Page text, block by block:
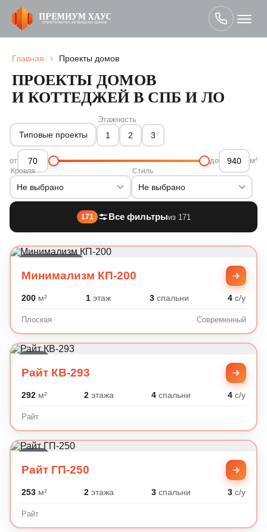
Главная › Проекты домов
ПРОЕКТЫ ДОМОВ
И КОТТЕДЖЕЙ В СПБ И ЛО
Типовые проекты
Этажность
1 2 3
от до м²
Кровля
Не выбрано
Стиль
Не выбрано
171 Все фильтрыиз 171
Минимализм КП-200
200м² 1этаж 3 спальни 4 с/у
Плоская Современный
Райт КВ-293
292м² 2 этажа 4спальни 4 с/у
Райт
Райт ГП-250
253м² 2 этажа 3спальни 3 с/у
Райт